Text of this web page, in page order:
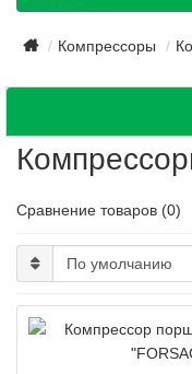
Компрессоры
Сравнение товаров (0)